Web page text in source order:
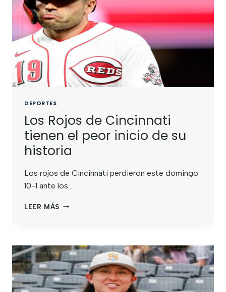
DEPORTES
Los Rojos de Cincinnati
tienen el peor inicio de su
historia
Los rojos de Cincinnati perdieron este domingo
10-1 ante los…
LEER MÁS